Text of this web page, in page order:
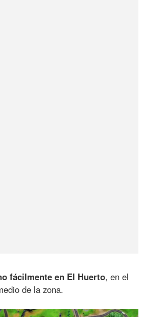
fácilmente en El Huerto, en el
de la zona.